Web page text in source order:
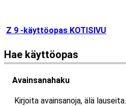
Z 9 -käyttöopas KOTISIVU
Hae käyttöopas
Avainsanahaku
Kirjoita avainsanoja, älä lauseita.